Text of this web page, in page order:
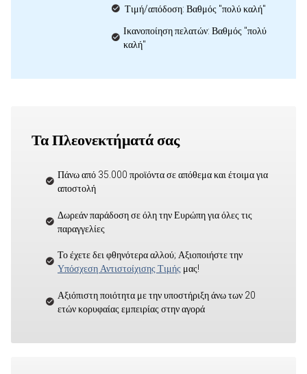
Τιμή/απόδοση: Βαθμός "πολύ καλή"
Ικανοποίηση πελατών: Βαθμός "πολύ
καλή"
Τα Πλεονεκτήματά σας
Πάνω από 35.000 προϊόντα σε απόθεμα και έτοιμα για
αποστολή
Δωρεάν παράδοση σε όλη την Ευρώπη για όλες τις
παραγγελίες
Το έχετε δει φθηνότερα αλλού; Αξιοποιήστε την
Υπόσχεση Αντιστοίχισης Τιμής μας!
Αξιόπιστη ποιότητα με την υποστήριξη άνω των 20
ετών κορυφαίας εμπειρίας στην αγορά